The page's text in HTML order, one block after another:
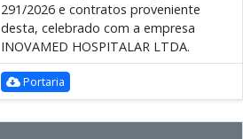
291/2026 e contratos proveniente
desta, celebrado com a empresa
INOVAMED HOSPITALAR LTDA.
Portaria